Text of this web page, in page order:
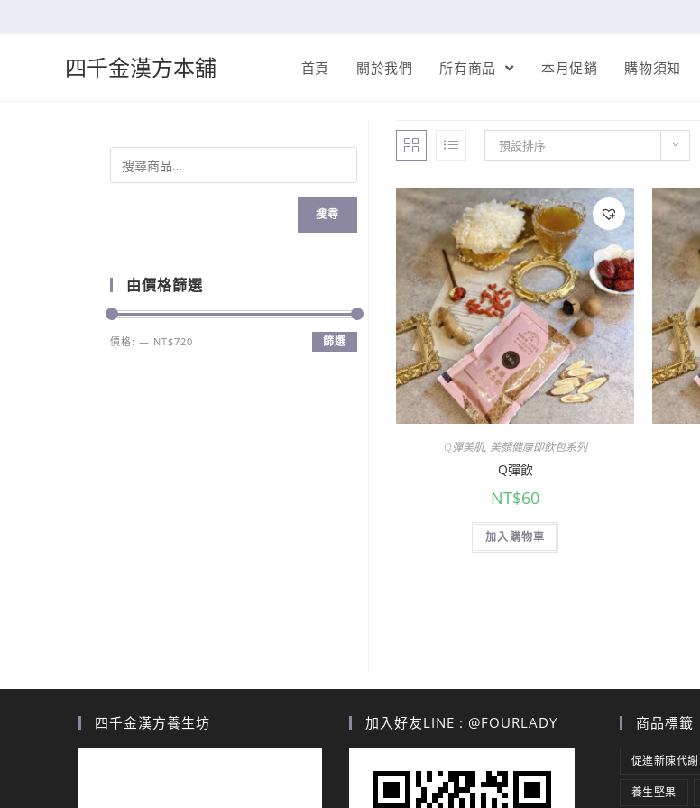
四千金漢方本舖 首頁 關於我們 所有商品 本月促銷 購物須知
預設排序
Q彈美肌, 美顏健康即飲包系列
Q彈飲
NT$60
加入購物車
搜尋
由價格篩選
篩選
價格: — NT$720
四千金漢方養生坊 加入好友LINE : @FOURLADY 商品標籤
促進新陳代謝
養生堅果